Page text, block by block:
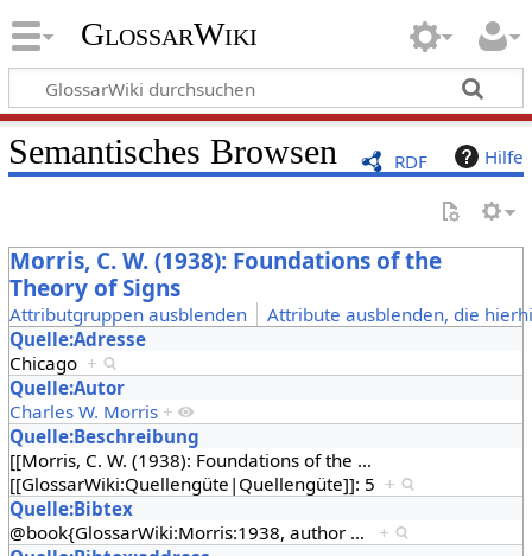
GlossarWiki
RDF Hilfe
Semantisches Browsen
Morris, C. W. (1938): Foundations of the
Theory of Signs
Attributgruppen ausblenden
Attribute ausblenden, die
Quelle:Adresse
Chicago +
Quelle:Autor
Charles W. Morris +
Quelle:Beschreibung
[[Morris, C. W. (1938): Foundations of the …
[[GlossarWiki:Quellengüte|Quellengüte]]: 5 +
Quelle:Bibtex
@book{GlossarWiki:Morris:1938, author…
+